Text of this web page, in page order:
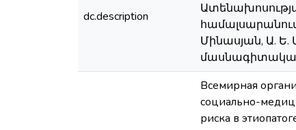
dc.description
Մինասյան, Ա.
մասնագիտական
Всемирная
социально-
риска в